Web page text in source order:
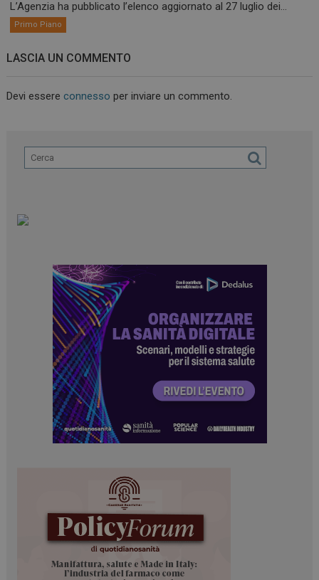
L’Agenzia ha pubblicato l’elenco aggiornato al 27 luglio dei...
Primo Piano
LASCIA UN COMMENTO
Devi essereconnesso per inviare un commento.